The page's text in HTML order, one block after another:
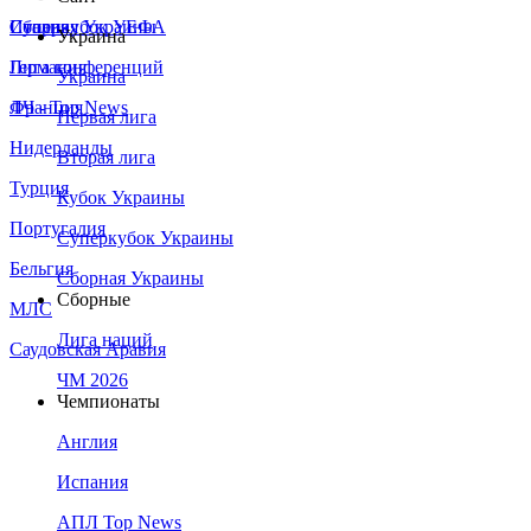
Сборная Украины
Италия
Германия
Франция
Нидерланды
Турция
Португалия
Бельгия
МЛС
Саудовская Аравия
Суперкубок УЕФА
Лига конференций
ЛЧ - Top News
Украина
Украина
Первая лига
Вторая лига
Кубок Украины
Суперкубок Украины
Сборная Украины
Сборные
Лига наций
ЧМ 2026
Чемпионаты
Англия
Испания
АПЛ Top News